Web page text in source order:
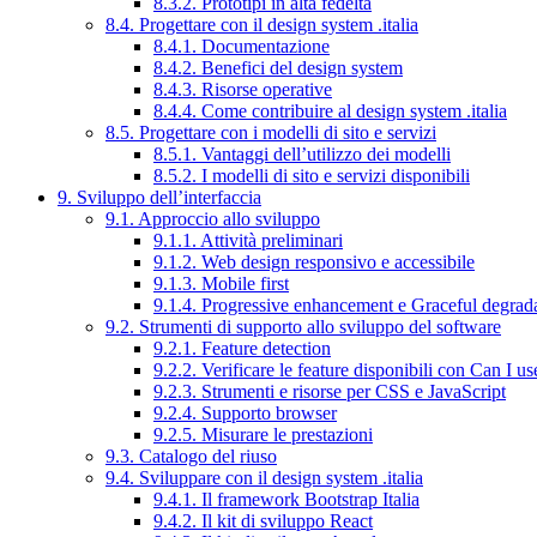
8.4. Progettare con il design system .italia
8.4.1. Documentazione
8.4.2. Benefici del design system
8.4.3. Risorse operative
8.4.4. Come contribuire al design system .italia
8.5. Progettare con i modelli di sito e servizi
8.5.1. Vantaggi dell’utilizzo dei modelli
8.5.2. I modelli di sito e servizi disponibili
9. Sviluppo dell’interfaccia
9.1. Approccio allo sviluppo
9.1.1. Attività preliminari
9.1.2. Web design responsivo e accessibile
9.1.3. Mobile first
9.1.4. Progressive enhancement e Graceful
9.2. Strumenti di supporto allo sviluppo del software
9.2.1. Feature detection
9.2.2. Verificare le feature disponibili con Can I
9.2.3. Strumenti e risorse per CSS e JavaScript
9.2.4. Supporto browser
9.2.5. Misurare le prestazioni
9.3. Catalogo del riuso
9.4. Sviluppare con il design system .italia
9.4.1. Il framework Bootstrap Italia
9.4.2. Il kit di sviluppo React